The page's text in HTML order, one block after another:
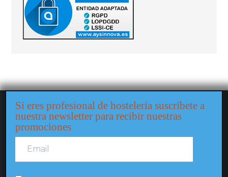
Si eres profesional de hostelería suscríbete a
nuestra newsletter para recibir nuestras
promociones